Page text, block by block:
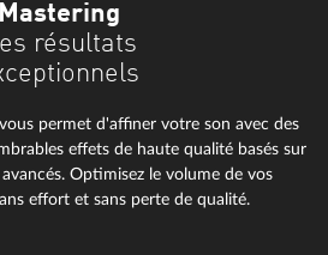
Mastering
résultats
permet d'affiner votre son avec des
effets de haute qualité basés sur
Optimisez le volume de vos
effort et sans perte de qualité.